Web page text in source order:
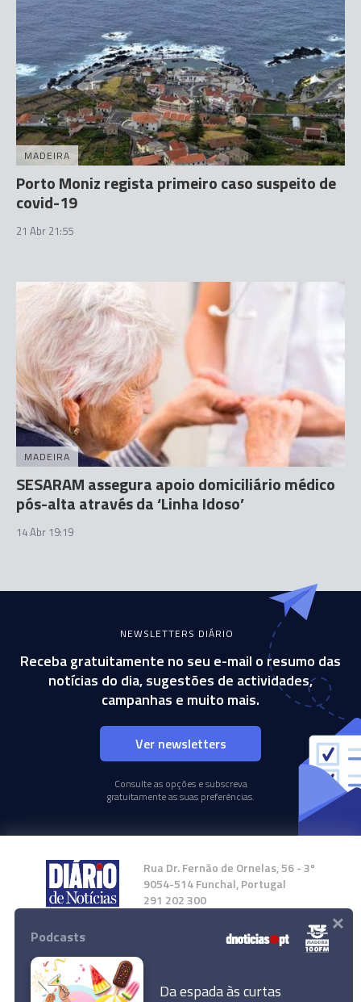
MADEIRA
Porto Moniz regista primeiro caso suspeito de
covid-19
21 Abr 21:55
MADEIRA
SESARAM assegura apoio domiciliário médico
pós-alta através da ‘Linha Idoso’
14 Abr 19:19
NEWSLETTERS DIÁRIO
Receba gratuitamente no seu e-mail o resumo das
notícias do dia, sugestões de actividades,
campanhas e muito mais.
Ver newsletters
Consulte as opções e subscreva
gratuitamente as suas preferências.
Rua Dr. Fernão de Ornelas, 56 - 3º
9054-514 Funchal, Portugal
291 202 300
Instale a nossa App
Podcasts
Da espada às curtas
×